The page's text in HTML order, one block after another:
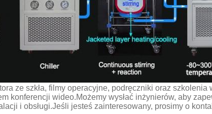
ze szkła, filmy operacyjne, podręczniki oraz szkolenia
konferencji wideo.Możemy wysłać inżynierów, aby
i obsługi.Jeśli jesteś zainteresowany, prosimy o